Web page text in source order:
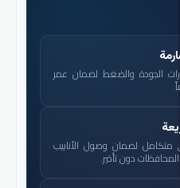
الجودة والضغط لضمان عمر
لضمان وصول الأنابيب
دون تأخير.